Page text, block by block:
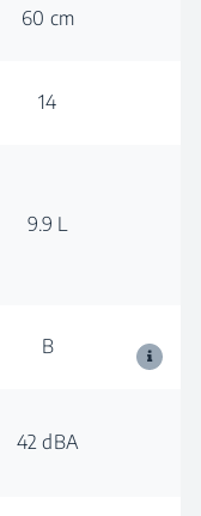
60 cm
14
9.9 L
B
42 dBA